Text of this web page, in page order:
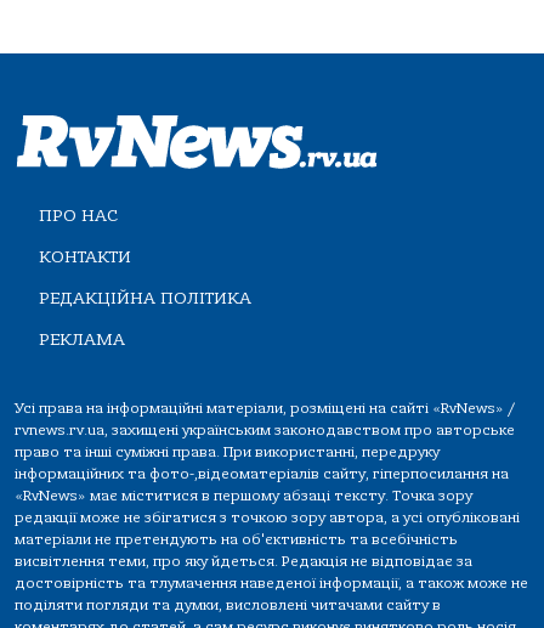
ПРО НАС
КОНТАКТИ
РЕДАКЦІЙНА ПОЛІТИКА
РЕКЛАМА
Усі права на інформаційні матеріали, розміщені на сайті «RvNews» /
rvnews.rv.ua, захищені українським законодавством про авторське
право та інші суміжні права. При використанні, передруку
інформаційних та фото-,відеоматеріалів сайту, гіперпосилання на
«RvNews» має міститися в першому абзаці тексту. Точка зору
редакції може не збігатися з точкою зору автора, а усі опубліковані
матеріали не претендують на об'єктивність та всебічність
висвітлення теми, про яку йдеться. Редакція не відповідає за
достовірність та тлумачення наведеної інформації, а також може не
поділяти погляди та думки, висловлені читачами сайту в